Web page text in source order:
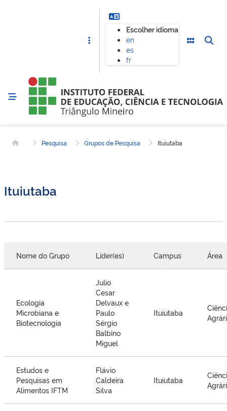
Escolher idioma
en
es
fr
Página inicial
Pesquisa Grupos de Pesquisa Ituiutaba
Ituiutaba
Nome do Grupo Líder(es) Campus Área
Ecologia
Microbiana e
Biotecnologia
Julio
Cesar
Delvaux e
Paulo
Sérgio
Balbino
Miguel
Ituiutaba
Estudos e
Pesquisas em
Alimentos IFTM
Flávio
Caldeira
Silva
Ituiutaba